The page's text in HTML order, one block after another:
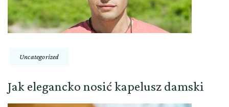
Uncategorized
Jak elegancko nosić kapelusz damski